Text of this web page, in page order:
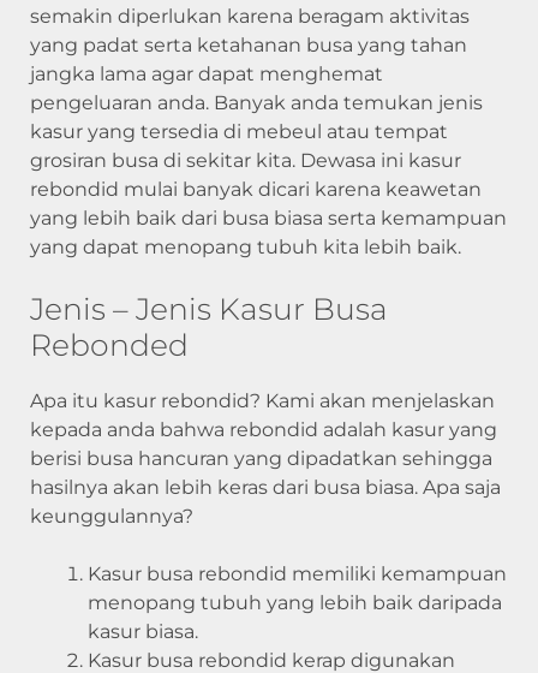
semakin diperlukan karena beragam aktivitas
yang padat serta ketahanan busa yang tahan
jangka lama agar dapat menghemat
pengeluaran anda. Banyak anda temukan jenis
kasur yang tersedia di mebeul atau tempat
grosiran busa di sekitar kita. Dewasa ini kasur
rebondid mulai banyak dicari karena keawetan
yang lebih baik dari busa biasa serta kemampuan
yang dapat menopang tubuh kita lebih baik.
Jenis – Jenis Kasur Busa
Rebonded
Apa itu kasur rebondid? Kami akan menjelaskan
kepada anda bahwa rebondid adalah kasur yang
berisi busa hancuran yang dipadatkan sehingga
hasilnya akan lebih keras dari busa biasa. Apa saja
keunggulannya?
Kasur busa rebondid memiliki kemampuan
menopang tubuh yang lebih baik daripada
kasur biasa.
Kasur busa rebondid kerap digunakan